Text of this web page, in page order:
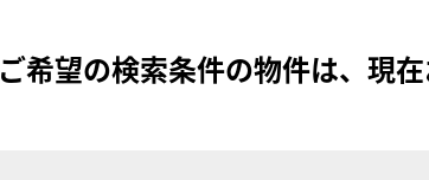
ご希望の検索条件の物件は、現